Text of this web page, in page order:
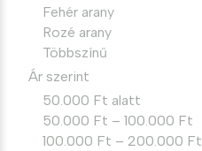
Fehér arany
Rozé arany
Többszínű
Ár szerint
50.000 Ft alatt
50.000 Ft – 100.000 Ft
100.000 Ft – 200.000 Ft